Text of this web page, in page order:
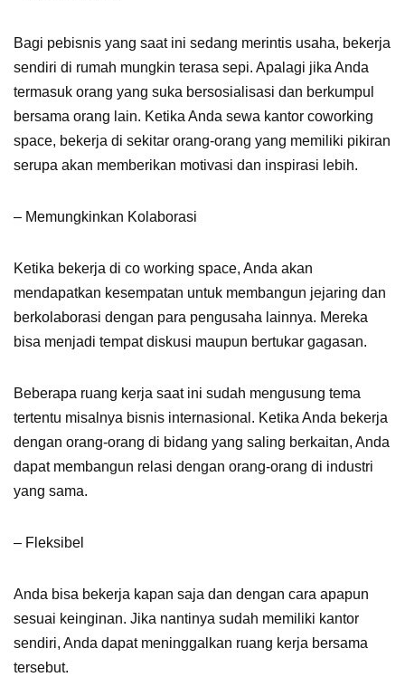
Bagi pebisnis yang saat ini sedang merintis usaha, bekerja
sendiri di rumah mungkin terasa sepi. Apalagi jika Anda
termasuk orang yang suka bersosialisasi dan berkumpul
bersama orang lain. Ketika Anda sewa kantor coworking
space, bekerja di sekitar orang-orang yang memiliki pikiran
serupa akan memberikan motivasi dan inspirasi lebih.
– Memungkinkan Kolaborasi
Ketika bekerja di co working space, Anda akan
mendapatkan kesempatan untuk membangun jejaring dan
berkolaborasi dengan para pengusaha lainnya. Mereka
bisa menjadi tempat diskusi maupun bertukar gagasan.
Beberapa ruang kerja saat ini sudah mengusung tema
tertentu misalnya bisnis internasional. Ketika Anda bekerja
dengan orang-orang di bidang yang saling berkaitan, Anda
dapat membangun relasi dengan orang-orang di industri
yang sama.
– Fleksibel
Anda bisa bekerja kapan saja dan dengan cara apapun
sesuai keinginan. Jika nantinya sudah memiliki kantor
sendiri, Anda dapat meninggalkan ruang kerja bersama
tersebut.